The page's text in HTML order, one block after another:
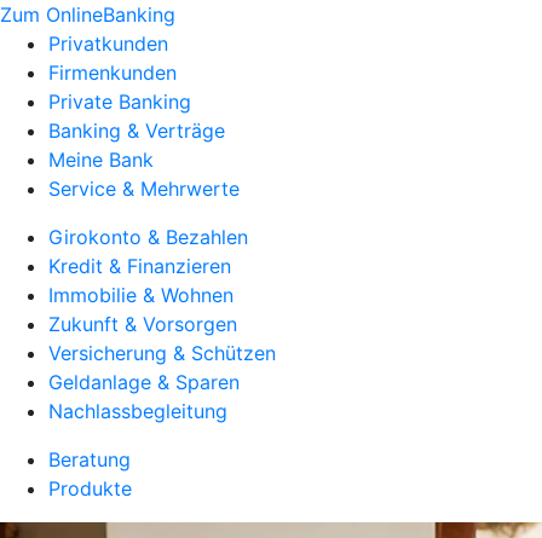
Zum OnlineBanking
Privatkunden
Firmenkunden
Private Banking
Banking & Verträge
Meine Bank
Service & Mehrwerte
Girokonto & Bezahlen
Kredit & Finanzieren
Immobilie & Wohnen
Zukunft & Vorsorgen
Versicherung & Schützen
Geldanlage & Sparen
Nachlassbegleitung
Beratung
Produkte